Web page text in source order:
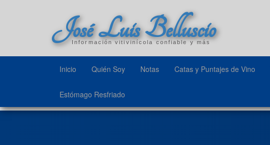
José Luis Belluscio
Información vitivinícola confiable y más
Inicio Quién Soy Notas Catas y Puntajes de Vino
Estómago Resfriado